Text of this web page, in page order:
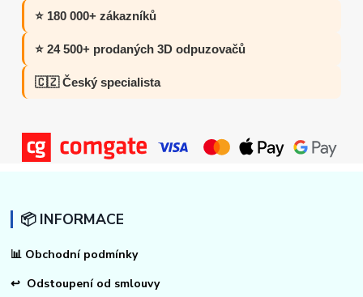
⭐ 180 000+ zákazníků
⭐ 24 500+ prodaných 3D odpuzovačů
🇨🇿 Český specialista
📦 INFORMACE
📊 Obchodní podmínky
↩ Odstoupení od smlouvy